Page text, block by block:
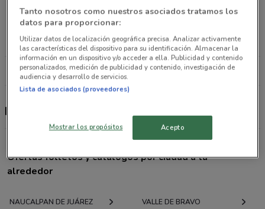
Boulevard Bosque Real MZA III-A, Bosque Real,
Naucalpan de Juarez Naucalpan
8.6 km
ABIERTO
Todas las tiendas La Comer
La Comer
Ofertas folletos y catálogos por ciudad a tu
alrededor
NAUCALPAN DE JUÁREZ VALLE DE BRAVO
Tanto nosotros como nuestros asociados tratamos los
datos para proporcionar:
Utilizar datos de localización geográfica precisa. Analizar activamente
las características del dispositivo para su identificación. Almacenar la
información en un dispositivo y/o acceder a ella. Publicidad y contenido
personalizados, medición de publicidad y contenido, investigación de
audiencia y desarrollo de servicios.
Lista de asociados (proveedores)
Mostrar los propósitos Acepto